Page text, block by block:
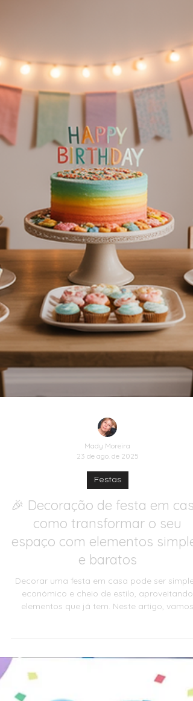
Mady Moreira
23 de ago. de 2025
🎉 Decoração de festa em
como transformar o seu
espaço com elementos
e baratos
elementos que já tem. Neste artigo, vamos
mostrar como transformar o seu espaço
elementos simples e baratos, sem perder o
encanto e a magia que qualquer celebração